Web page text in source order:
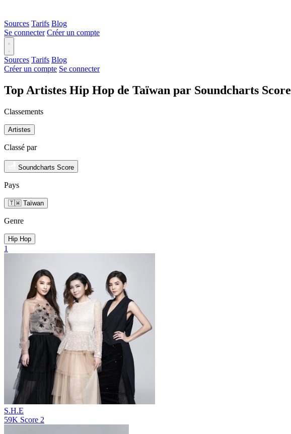
Sources Tarifs Blog
Se connecter Créer un compte
Sources Tarifs Blog
Créer un compte Se connecter
Top Artistes Hip Hop de Taïwan par Soundcharts Score
Classements
Artistes
Classé par
Soundcharts Score
Pays
🇹🇼 Taïwan
Genre
Hip Hop
1
S.H.E
59K Score 2